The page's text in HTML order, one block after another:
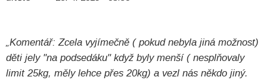
„Komentář: Zcela vyjímečně ( pokud nebyla jiná možnost)
děti jely "na podsedáku" když byly menší ( nesplňovaly
limit 25kg, měly lehce přes 20kg) a vezl nás někdo jiný.